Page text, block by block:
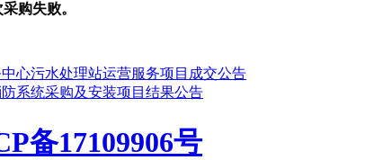
购失败。
心污水处理站运营服务项目成交公告
系统采购及安装项目结果公告
备17109906号